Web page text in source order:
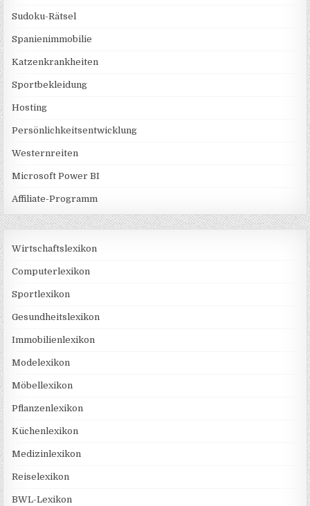
Sudoku-Rätsel
Spanienimmobilie
Katzenkrankheiten
Sportbekleidung
Hosting
Persönlichkeitsentwicklung
Westernreiten
Microsoft Power BI
Affiliate-Programm
Wirtschaftslexikon
Computerlexikon
Sportlexikon
Gesundheitslexikon
Immobilienlexikon
Modelexikon
Möbellexikon
Pflanzenlexikon
Küchenlexikon
Medizinlexikon
Reiselexikon
BWL-Lexikon